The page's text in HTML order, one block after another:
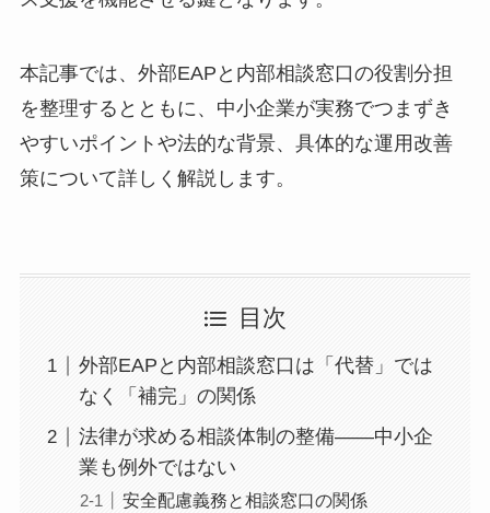
本記事では、外部EAPと内部相談窓口の役割分担
を整理するとともに、中小企業が実務でつまずき
やすいポイントや法的な背景、具体的な運用改善
策について詳しく解説します。
目次
外部EAPと内部相談窓口は「代替」では
なく「補完」の関係
法律が求める相談体制の整備——中小企
業も例外ではない
安全配慮義務と相談窓口の関係